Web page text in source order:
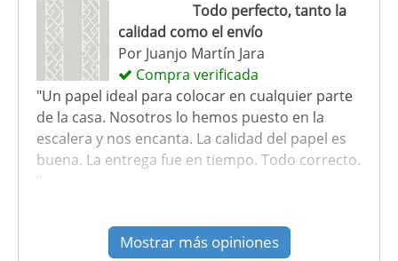
Todo perfecto, tanto la
calidad como el envío
Por Juanjo Martín Jara
Compra verificada
"Un papel ideal para colocar en cualquier parte
de la casa. Nosotros lo hemos puesto en la
escalera y nos encanta. La calidad del papel es
buena. La entrega fue en tiempo. Todo correcto.
"
Mostrar más opiniones